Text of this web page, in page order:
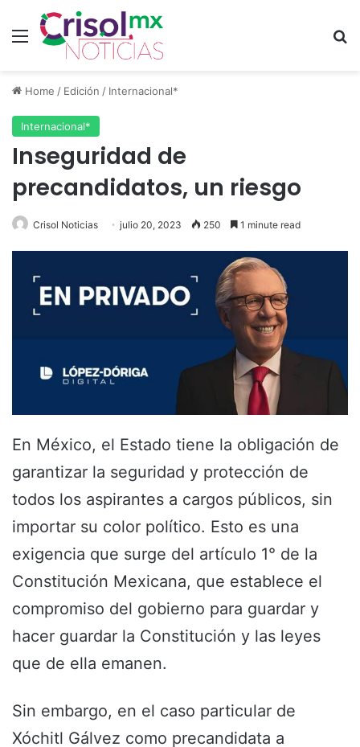
Menu
Home / Edición / Internacional*
Internacional*
Inseguridad de
precandidatos, un riesgo
Crisol Noticias julio 20, 2023 250 1 minute read
En México, el Estado tiene la obligación de
garantizar la seguridad y protección de
todos los aspirantes a cargos públicos, sin
importar su color político. Esto es una
exigencia que surge del artículo 1° de la
Constitución Mexicana, que establece el
compromiso del gobierno para guardar y
hacer guardar la Constitución y las leyes
que de ella emanen.
Sin embargo, en el caso particular de
Xóchitl Gálvez como precandidata a